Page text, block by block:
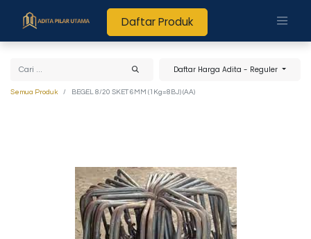
Daftar Produk
Daftar Harga Adita - Reguler
Semua Produk BEGEL 8/20 SKET 6MM (1Kg=8BJ) (AA)